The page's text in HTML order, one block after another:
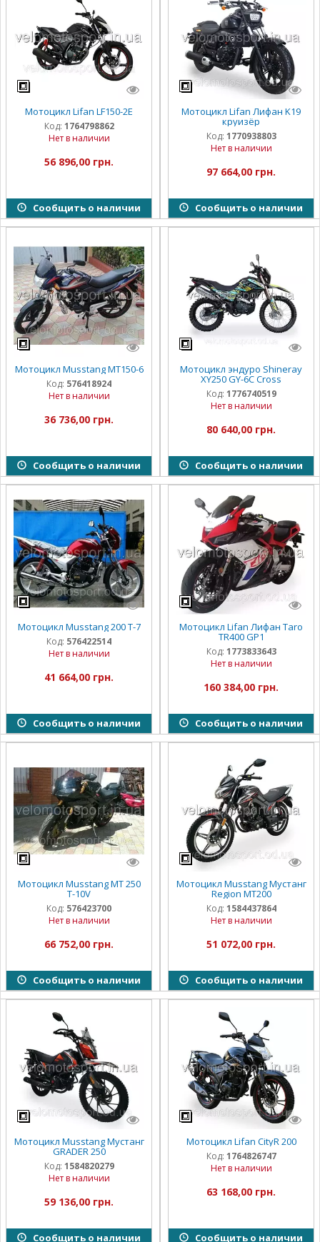
Мотоцикл Lifan LF150-2E
Код: 1764798862
Нет в наличии
56 896,00 грн.
Сообщить о наличии
Мотоцикл Lifan Лифан K19
круизёр
Код: 1770938803
Нет в наличии
97 664,00 грн.
Сообщить о наличии
Мотоцикл Musstang MT150-6
Код: 576418924
Нет в наличии
36 736,00 грн.
Сообщить о наличии
Мотоцикл эндуро Shineray
XY250 GY-6С Cross
Код: 1776740519
Нет в наличии
80 640,00 грн.
Сообщить о наличии
Мотоцикл Musstang 200 T-7
Код: 576422514
Нет в наличии
41 664,00 грн.
Сообщить о наличии
Мотоцикл Lifan Лифан Taro
TR400 GP1
Код: 1773833643
Нет в наличии
160 384,00 грн.
Сообщить о наличии
Мотоцикл Musstang MT 250
T-10V
Код: 576423700
Нет в наличии
66 752,00 грн.
Сообщить о наличии
Мотоцикл Musstang Мустанг
Region MT200
Код: 1584437864
Нет в наличии
51 072,00 грн.
Сообщить о наличии
Мотоцикл Musstang Мустанг
GRADER 250
Код: 1584820279
Нет в наличии
59 136,00 грн.
Сообщить о наличии
Мотоцикл Lifan CityR 200
Код: 1764826747
Нет в наличии
63 168,00 грн.
Сообщить о наличии